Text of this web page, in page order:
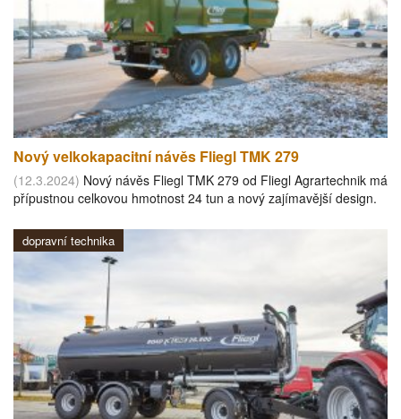
Nový velkokapacitní návěs Fliegl TMK 279
(12.3.2024) Nový návěs Fliegl TMK 279 od Fliegl Agrartechnik má
přípustnou celkovou hmotnost 24 tun a nový zajímavější design.
dopravní technika